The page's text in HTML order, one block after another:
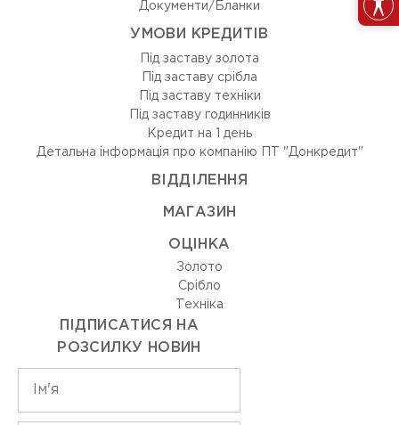
Документи/Бланки
УМОВИ КРЕДИТІВ
Під заставу золота
Під заставу срібла
Під заставу техніки
Під заставу годинників
Кредит на 1 день
Детальна інформація про компанію ПТ "Донкредит"
ВIДДIЛЕННЯ
МАГАЗИН
ОЦIНКА
Золото
Срiбло
Технiка
ПІДПИСАТИСЯ НА
РОЗСИЛКУ НОВИН